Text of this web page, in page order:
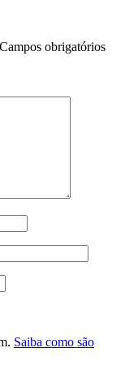
Campos obrigatórios
Saiba como são